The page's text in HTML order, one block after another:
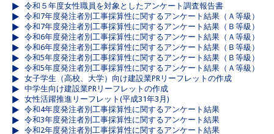
令和５年度女性職員を対象としたアンケート調査報告書
令和7年度発注者別工事採算性に関するアンケート結果（Ａ等級）
令和7年度発注者別工事採算性に関するアンケート結果（Ｂ等級）
令和6年度発注者別工事採算性に関するアンケート結果（Ａ等級）
令和6年度発注者別工事採算性に関するアンケート結果（Ｂ等級）
令和5年度発注者別工事採算性に関するアンケート結果（Ｂ等級）
令和5年度発注者別工事採算性に関するアンケート結果（Ａ等級）
女子学生（高校、大学）向け建設業PRリーフレットの作成
中学生向け建設業PRリーフレットの作成
女性活躍推進リーフレット(平成31年3月)
令和4年度発注者別工事採算性に関するアンケート結果
令和3年度発注者別工事採算性に関するアンケート結果
令和2年度発注者別工事採算性に関するアンケート結果